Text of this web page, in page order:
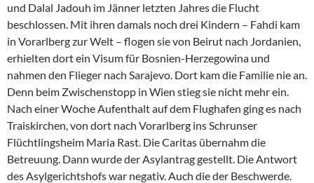
und Dalal Jadouh im Jänner letzten Jahres die Flucht
beschlossen. Mit ihren damals noch drei Kindern – Fahdi kam
in Vorarlberg zur Welt – flogen sie von Beirut nach Jordanien,
erhielten dort ein Visum für Bosnien-Herzegowina und
nahmen den Flieger nach Sarajevo. Dort kam die Familie nie an.
Denn beim Zwischenstopp in Wien stieg sie nicht mehr ein.
Nach einer Woche Aufenthalt auf dem Flughafen ging es nach
Traiskirchen, von dort nach Vorarlberg ins Schrunser
Flüchtlingsheim Maria Rast. Die Caritas übernahm die
Betreuung. Dann wurde der Asylantrag gestellt. Die Antwort
des Asylgerichtshofs war negativ. Auch die der Beschwerde.